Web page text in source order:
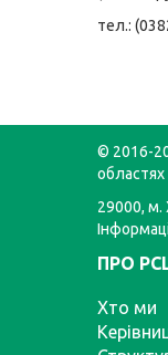
тел.:
© 2016-
областях
29000, м.
ПРО
Хто ми